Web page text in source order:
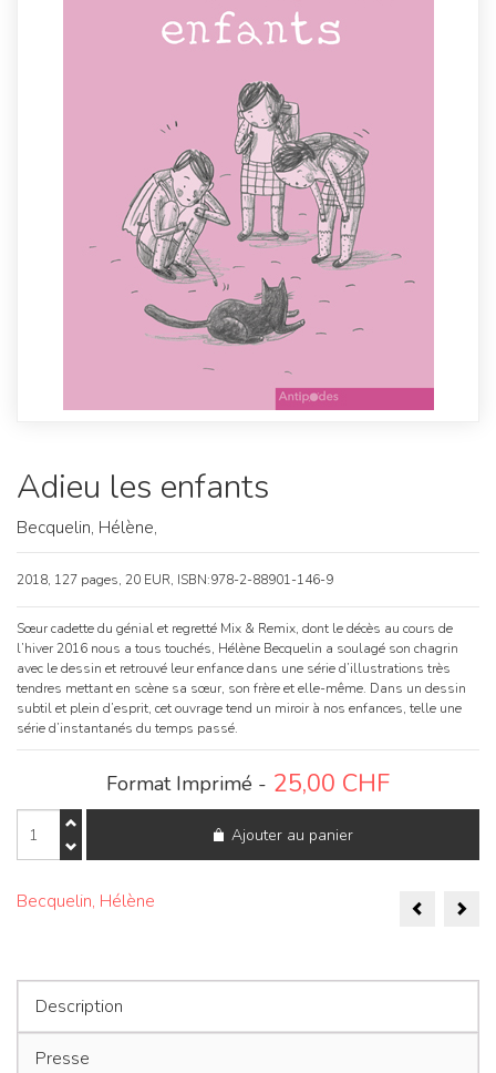
Adieu les enfants
Becquelin, Hélène,
2018, 127 pages, 20 EUR, ISBN:978-2-88901-146-9
Sœur cadette du génial et regretté Mix & Remix, dont le décès au cours de
l’hiver 2016 nous a tous touchés, Hélène Becquelin a soulagé son chagrin
avec le dessin et retrouvé leur enfance dans une série d’illustrations très
tendres mettant en scène sa sœur, son frère et elle-même. Dans un dessin
subtil et plein d’esprit, cet ouvrage tend un miroir à nos enfances, telle une
série d’instantanés du temps passé.
Format Imprimé - 25,00 CHF
Adieu
enfants
Ajouter au panier
Becquelin, Hélène
Description
Presse